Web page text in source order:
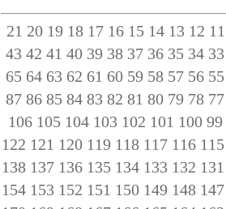
11
12
13
14
15
16
17
18
19
20
21
33
34
35
36
37
38
39
40
41
42
43
55
56
57
58
59
60
61
62
63
64
65
77
78
79
80
81
82
83
84
85
86
87
99
100
101
102
103
104
105
106
115
116
117
118
119
120
121
122
131
132
133
134
135
136
137
138
147
148
149
150
151
152
153
154